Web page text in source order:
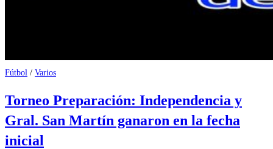
Fútbol / Varios
Torneo Preparación: Independencia y
Gral. San Martín ganaron en la fecha
inicial